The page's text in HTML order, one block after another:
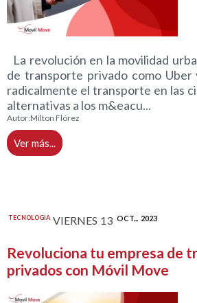
La revolución en la movilidad
de transporte privado como Uber
radicalmente el transporte en las
alternativas a los m&eacu...
Autor:Milton Flórez
Ver más...
TECNOLOGIA VIERNES 13 OCT... 2023
Revoluciona tu empresa de
privados con Móvil Move